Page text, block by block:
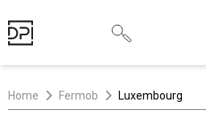
Home Fermob Luxembourg